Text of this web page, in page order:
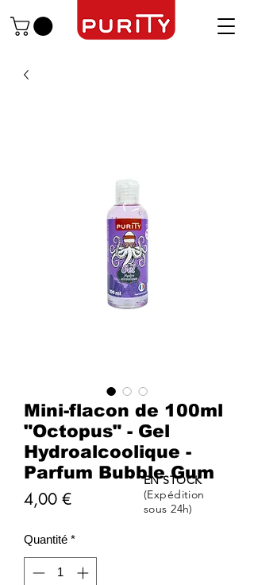
Mini-flacon de 100ml
"Octopus" - Gel
Hydroalcoolique -
Parfum Bubble Gum
4,00 €Prix
Quantité *
EN STOCK
(Expédition
sous 24h)